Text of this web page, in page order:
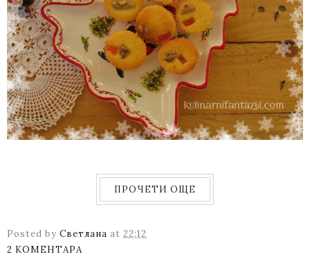
ПРОЧЕТИ ОЩЕ
Posted by Светлана at 22:12
2 КОМЕНТАРА